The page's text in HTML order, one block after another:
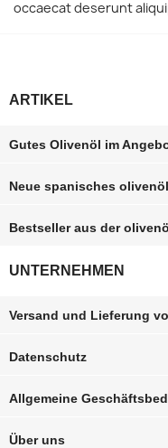
occaecat deserunt
ARTIKEL
Gutes Olivenöl im
Neue spanisches
Bestseller aus der
UNTERNEHMEN
Versand und Lieferung
Datenschutz
Allgemeine
Über uns